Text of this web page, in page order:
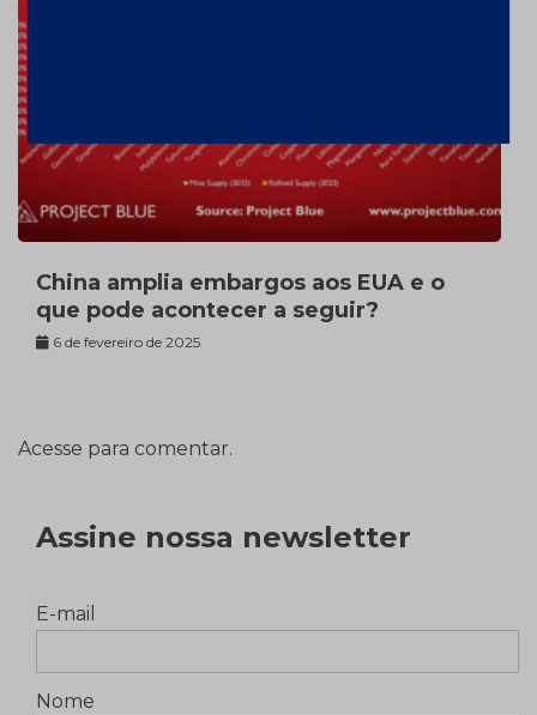
China amplia embargos aos EUA e o
que pode acontecer a seguir?
6 de fevereiro de 2025
Acesse para comentar.
Assine nossa newsletter
E-mail
Nome